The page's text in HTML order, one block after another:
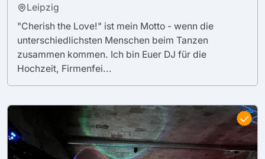
Leipzig
"Cherish the Love!" ist mein Motto - wenn die
unterschiedlichsten Menschen beim Tanzen
zusammen kommen. Ich bin Euer DJ für die
Hochzeit, Firmenfei...